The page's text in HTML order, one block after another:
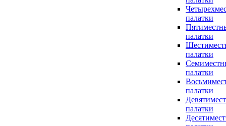
палатки
палатки
палатки
палатки
палатки
палатки